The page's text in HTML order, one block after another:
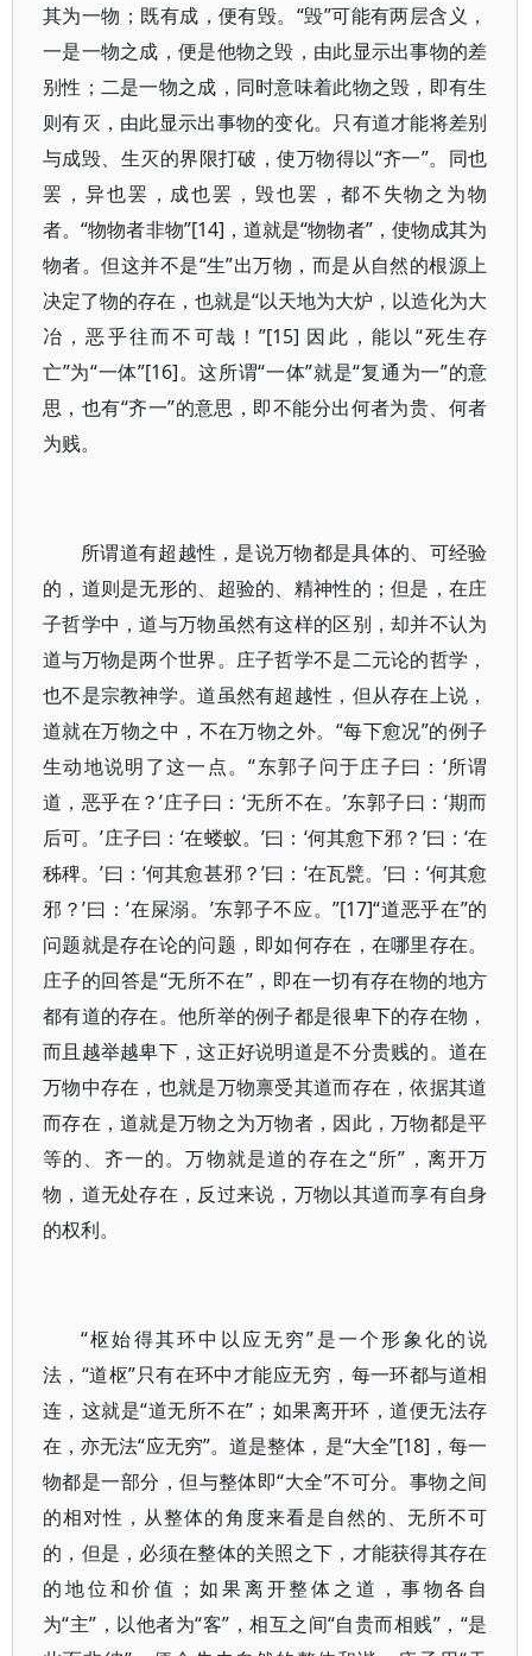
其为一物；既有成，便有毁。“毁”可能有两层含义，
一是一物之成，便是他物之毁，由此显示出事物的差
别性；二是一物之成，同时意味着此物之毁，即有生
则有灭，由此显示出事物的变化。只有道才能将差别
与成毁、生灭的界限打破，使万物得以“齐一”。同也
罢，异也罢，成也罢，毁也罢，都不失物之为物
者。“物物者非物”[14]，道就是“物物者”，使物成其为
物者。但这并不是“生”出万物，而是从自然的根源上
决定了物的存在，也就是“以天地为大炉，以造化为大
冶，恶乎往而不可哉！”[15] 因此，能以“死生存
亡”为“一体”[16]。这所谓“一体”就是“复通为一”的意
思，也有“齐一”的意思，即不能分出何者为贵、何者
为贱。
所谓道有超越性，是说万物都是具体的、可经验
的，道则是无形的、超验的、精神性的；但是，在庄
子哲学中，道与万物虽然有这样的区别，却并不认为
道与万物是两个世界。庄子哲学不是二元论的哲学，
也不是宗教神学。道虽然有超越性，但从存在上说，
道就在万物之中，不在万物之外。“每下愈况”的例子
生动地说明了这一点。“东郭子问于庄子曰：‘所谓
道，恶乎在？’庄子曰：‘无所不在。’东郭子曰：‘期而
后可。’庄子曰：‘在蝼蚁。’曰：‘何其愈下邪？’曰：‘在
秭稗。’曰：‘何其愈甚邪？’曰：‘在瓦甓。’曰：‘何其愈
邪？’曰：‘在屎溺。’东郭子不应。”[17]“道恶乎在”的
问题就是存在论的问题，即如何存在，在哪里存在。
庄子的回答是“无所不在”，即在一切有存在物的地方
都有道的存在。他所举的例子都是很卑下的存在物，
而且越举越卑下，这正好说明道是不分贵贱的。道在
万物中存在，也就是万物禀受其道而存在，依据其道
而存在，道就是万物之为万物者，因此，万物都是平
等的、齐一的。万物就是道的存在之“所”，离开万
物，道无处存在，反过来说，万物以其道而享有自身
的权利。
“枢始得其环中以应无穷”是一个形象化的说
法，“道枢”只有在环中才能应无穷，每一环都与道相
连，这就是“道无所不在”；如果离开环，道便无法存
在，亦无法“应无穷”。道是整体，是“大全”[18]，每一
物都是一部分，但与整体即“大全”不可分。事物之间
的相对性，从整体的角度来看是自然的、无所不可
的，但是，必须在整体的关照之下，才能获得其存在
的地位和价值；如果离开整体之道，事物各自
为“主”，以他者为“客”，相互之间“自贵而相贱”，“是